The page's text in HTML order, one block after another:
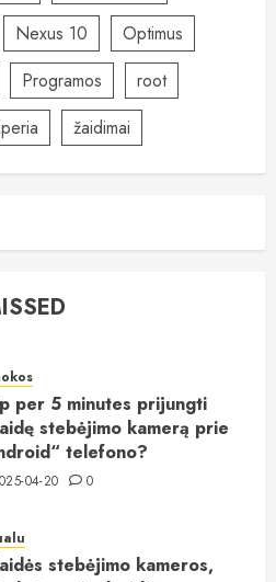
Nexus 10
Optimus
Programos
root
žaidimai
per 5 minutes prijungti
stebėjimo kamerą prie
telefono?
04-20 0
stebėjimo kameros,